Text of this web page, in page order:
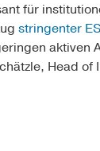
für
stringenter
aktiven
Head of